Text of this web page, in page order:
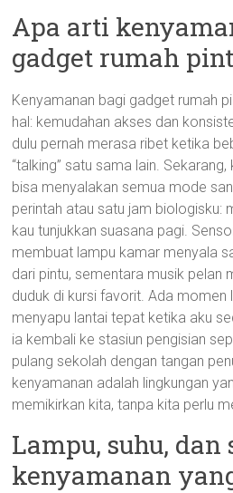
Apa arti
gadget rumah
Kenyamanan bagi gadget rumah
hal: kemudahan akses dan
dulu pernah merasa ribet ketika
“talking” satu sama lain.
bisa menyalakan semua mode
perintah atau satu jam biologisku:
kau tunjukkan suasana pagi.
membuat lampu kamar menyala
dari pintu, sementara musik pelan
duduk di kursi favorit. Ada
menyapu lantai tepat ketika aku
ia kembali ke stasiun pengisian
pulang sekolah dengan tangan
kenyamanan adalah lingkungan
memikirkan kita, tanpa kita perlu
Lampu, suhu, dan
kenyamanan